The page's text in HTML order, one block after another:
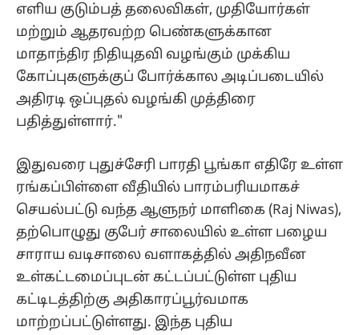
எளிய குடும்பத் தலைவிகள், முதியோர்கள்
மற்றும் ஆதரவற்ற பெண்களுக்கான
மாதாந்திர நிதியுதவி வழங்கும் முக்கிய
கோப்புகளுக்குப் போர்க்கால அடிப்படையில்
அதிரடி ஒப்புதல் வழங்கி முத்திரை
பதித்துள்ளார்."
இதுவரை புதுச்சேரி பாரதி பூங்கா எதிரே உள்ள
ரங்கப்பிள்ளை வீதியில் பாரம்பரியமாகச்
செயல்பட்டு வந்த ஆளுநர் மாளிகை (Raj Niwas),
தற்பொழுது குபேர் சாலையில் உள்ள பழைய
சாராய வடிசாலை வளாகத்தில் அதிநவீன
உள்கட்டமைப்புடன் கட்டப்பட்டுள்ள புதிய
கட்டிடத்திற்கு அதிகாரப்பூர்வமாக
மாற்றப்பட்டுள்ளது. இந்த புதிய